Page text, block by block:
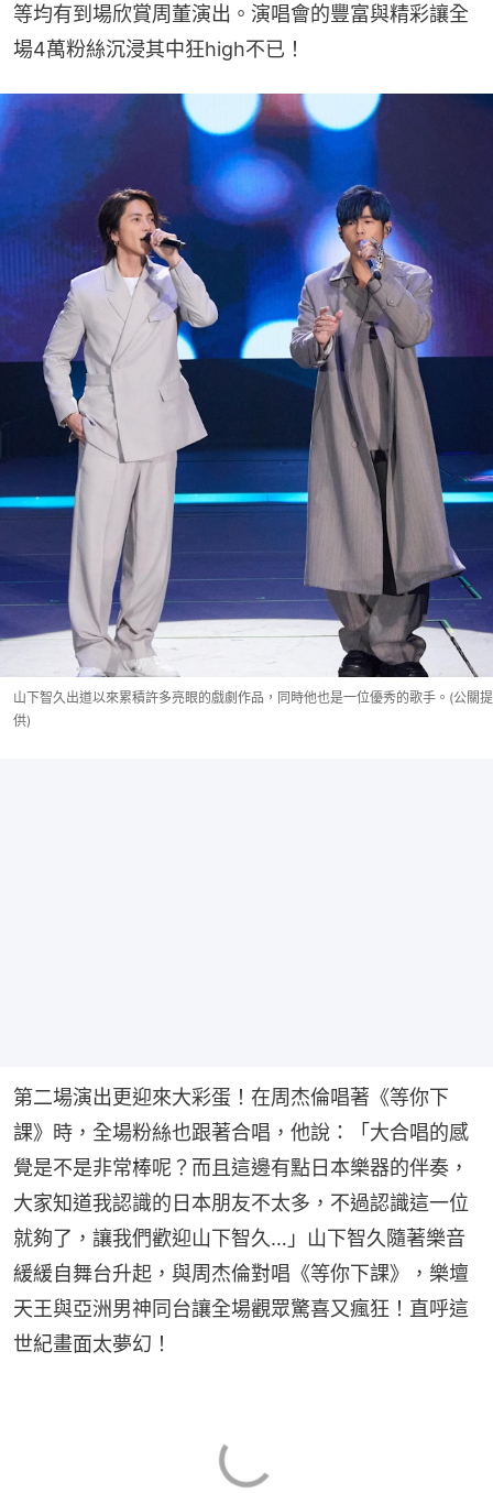
等均有到場欣賞周董演出。演唱會的豐富與精彩讓全
場4萬粉絲沉浸其中狂high不已！
山下智久出道以來累積許多亮眼的戲劇作品，同時他也是一位優秀的歌手。(公關提
供)
第二場演出更迎來大彩蛋！在周杰倫唱著《等你下
課》時，全場粉絲也跟著合唱，他說：「大合唱的感
覺是不是非常棒呢？而且這邊有點日本樂器的伴奏，
大家知道我認識的日本朋友不太多，不過認識這一位
就夠了，讓我們歡迎山下智久…」山下智久隨著樂音
緩緩自舞台升起，與周杰倫對唱《等你下課》，樂壇
天王與亞洲男神同台讓全場觀眾驚喜又瘋狂！直呼這
世紀畫面太夢幻！